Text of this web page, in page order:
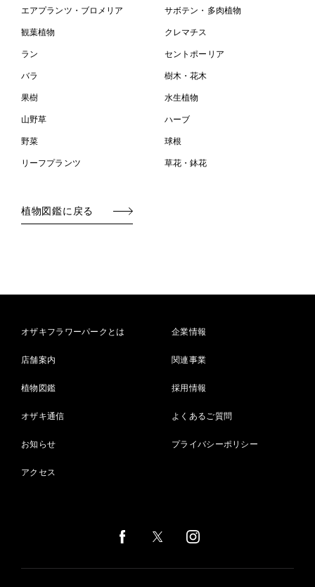
エアプランツ・ブロメリア サボテン・多肉植物
観葉植物 クレマチス
ラン セントポーリア
バラ 樹木・花木
果樹 水生植物
山野草 ハーブ
野菜 球根
リーフプランツ 草花・鉢花
植物図鑑に戻る
オザキフラワーパークとは
店舗案内
植物図鑑
オザキ通信
お知らせ
アクセス
企業情報
関連事業
採用情報
よくあるご質問
プライバシーポリシー